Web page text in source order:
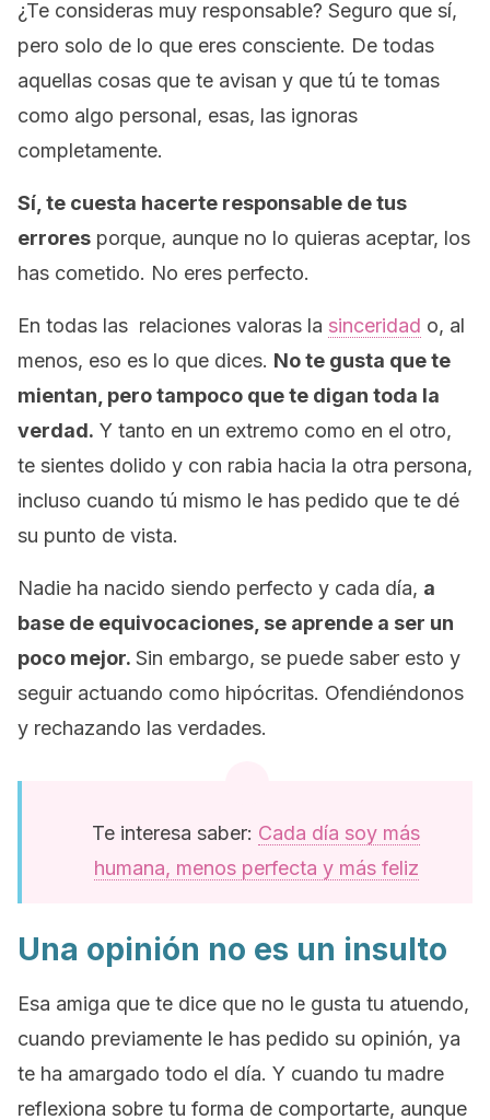
¿Te consideras muy responsable? Seguro que sí,
pero solo de lo que eres consciente. De todas
aquellas cosas que te avisan y que tú te tomas
como algo personal, esas, las ignoras
completamente.
Sí, te cuesta hacerte responsable de tus
errores porque, aunque no lo quieras aceptar, los
has cometido. No eres perfecto.
En todas las relaciones valoras la sinceridad o, al
menos, eso es lo que dices. No te gusta que te
mientan, pero tampoco que te digan toda la
verdad. Y tanto en un extremo como en el otro,
te sientes dolido y con rabia hacia la otra persona,
incluso cuando tú mismo le has pedido que te dé
su punto de vista.
Nadie ha nacido siendo perfecto y cada día, a
base de equivocaciones, se aprende a ser un
poco mejor. Sin embargo, se puede saber esto y
seguir actuando como hipócritas. Ofendiéndonos
y rechazando las verdades.
Te interesa saber: Cada día soy más
humana, menos perfecta y más feliz
Una opinión no es un insulto
Esa amiga que te dice que no le gusta tu atuendo,
cuando previamente le has pedido su opinión, ya
te ha amargado todo el día. Y cuando tu madre
reflexiona sobre tu forma de comportarte, aunque